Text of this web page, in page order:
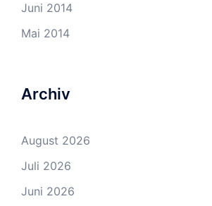
Juni 2014
Mai 2014
Archiv
August 2026
Juli 2026
Juni 2026